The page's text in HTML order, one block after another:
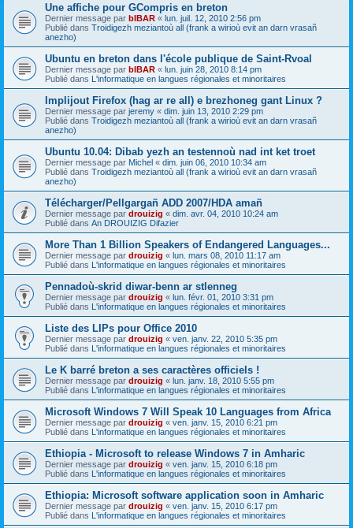
Une affiche pour GCompris en breton
Dernier message par bIBAR « lun. juil. 12, 2010 2:56 pm
Publié dans Troidigezh meziantoù all (frank a wirioù evit an darn vrasañ
anezho)
Ubuntu en breton dans l'école publique de Saint-Rvoal
Dernier message par bIBAR « lun. juin 28, 2010 8:14 pm
Publié dans L'informatique en langues régionales et minoritaires
Implijout Firefox (hag ar re all) e brezhoneg gant Linux ?
Dernier message par jeremy « dim. juin 13, 2010 2:29 pm
Publié dans Troidigezh meziantoù all (frank a wirioù evit an darn vrasañ
anezho)
Ubuntu 10.04: Dibab yezh an testennoù nad int ket troet
Dernier message par Michel « dim. juin 06, 2010 10:34 am
Publié dans Troidigezh meziantoù all (frank a wirioù evit an darn vrasañ
anezho)
Télécharger/Pellgargañ ADD 2007/HDA amañ
Dernier message par drouizig « dim. avr. 04, 2010 10:24 am
Publié dans An DROUIZIG Difazier
More Than 1 Billion Speakers of Endangered Languages...
Dernier message par drouizig « lun. mars 08, 2010 11:17 am
Publié dans L'informatique en langues régionales et minoritaires
Pennadoù-skrid diwar-benn ar stlenneg
Dernier message par drouizig « lun. févr. 01, 2010 3:31 pm
Publié dans L'informatique en langues régionales et minoritaires
Liste des LIPs pour Office 2010
Dernier message par drouizig « ven. janv. 22, 2010 5:35 pm
Publié dans L'informatique en langues régionales et minoritaires
Le K barré breton a ses caractères officiels !
Dernier message par drouizig « lun. janv. 18, 2010 5:55 pm
Publié dans L'informatique en langues régionales et minoritaires
Microsoft Windows 7 Will Speak 10 Languages from Africa
Dernier message par drouizig « ven. janv. 15, 2010 6:21 pm
Publié dans L'informatique en langues régionales et minoritaires
Ethiopia - Microsoft to release Windows 7 in Amharic
Dernier message par drouizig « ven. janv. 15, 2010 6:18 pm
Publié dans L'informatique en langues régionales et minoritaires
Ethiopia: Microsoft software application soon in Amharic
Dernier message par drouizig « ven. janv. 15, 2010 6:17 pm
Publié dans L'informatique en langues régionales et minoritaires